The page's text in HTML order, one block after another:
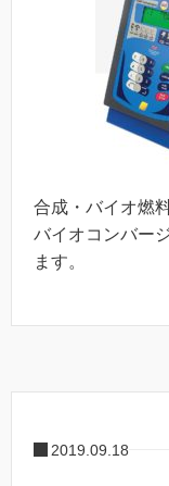
合成・バイオ燃
バイオコンバー
ます。
2019.09.18